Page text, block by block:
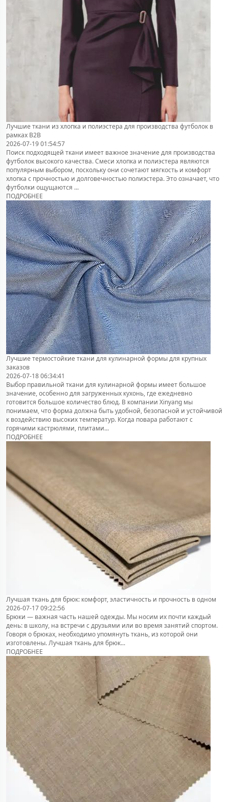
Лучшие ткани из хлопка и полиэстера для производства футболок в
рамках B2B
2026-07-19 01:54:57
Поиск подходящей ткани имеет важное значение для производства
футболок высокого качества. Смеси хлопка и полиэстера являются
популярным выбором, поскольку они сочетают мягкость и комфорт
хлопка с прочностью и долговечностью полиэстера. Это означает, что
футболки ощущаются ...
ПОДРОБНЕЕ
Лучшие термостойкие ткани для кулинарной формы для крупных
заказов
2026-07-18 06:34:41
Выбор правильной ткани для кулинарной формы имеет большое
значение, особенно для загруженных кухонь, где ежедневно
готовится большое количество блюд. В компании Xinyang мы
понимаем, что форма должна быть удобной, безопасной и устойчивой
к воздействию высоких температур. Когда повара работают с
горячими кастрюлями, плитами...
ПОДРОБНЕЕ
Лучшая ткань для брюк: комфорт, эластичность и прочность в одном
2026-07-17 09:22:56
Брюки — важная часть нашей одежды. Мы носим их почти каждый
день: в школу, на встречи с друзьями или во время занятий спортом.
Говоря о брюках, необходимо упомянуть ткань, из которой они
изготовлены. Лучшая ткань для брюк...
ПОДРОБНЕЕ